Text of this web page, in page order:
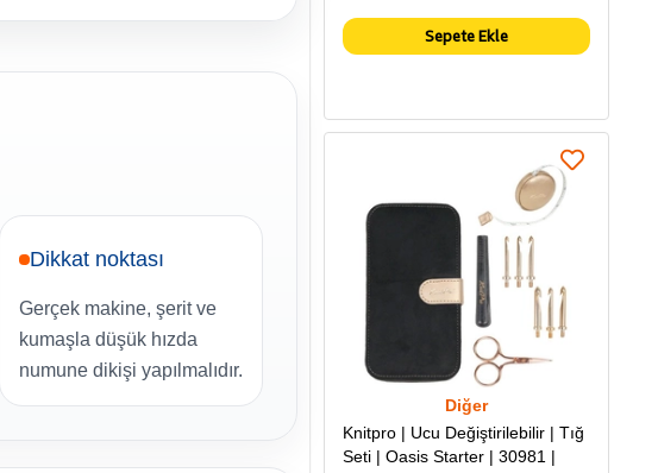
Dikkat noktası
Gerçek makine, şerit ve
kumaşla düşük hızda
numune dikişi yapılmalıdır.
Sepete Ekle
Diğer
Knitpro | Ucu Değiştirilebilir | Tığ
Seti | Oasis Starter | 30981 |